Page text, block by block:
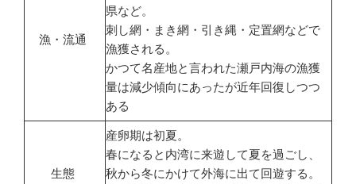
漁・流通
県など。
刺し網・まき網・引き縄・定置網などで
漁獲される。
かつて名産地と言われた瀬戸内海の漁獲
量は減少傾向にあったが近年回復しつつ
ある
生態
産卵期は初夏。
春になると内湾に来遊して夏を過ごし、
秋から冬にかけて外海に出て回遊する。